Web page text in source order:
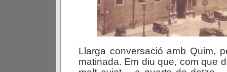
Llarga conversació amb Quim,
matinada. Em diu que, com que